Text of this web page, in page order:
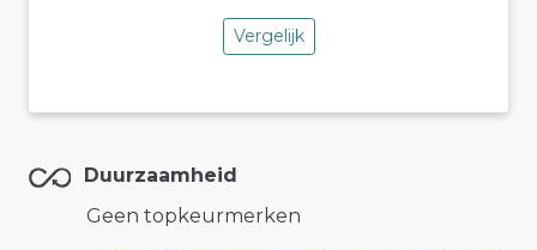
Vergelijk
Duurzaamheid
Geen topkeurmerken